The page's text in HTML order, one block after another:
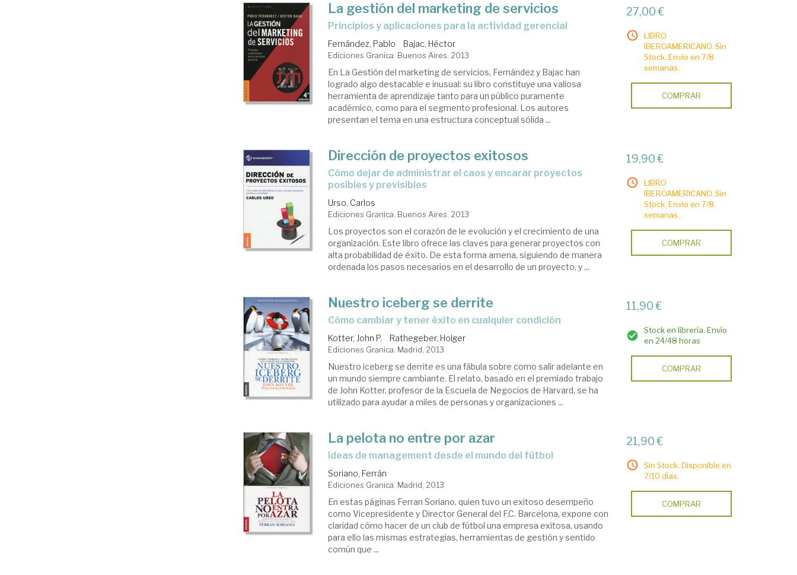
La gestión del marketing de servicios
principios y aplicaciones para la actividad gerencial
Fernández, Pablo Bajac, Héctor
Ediciones Granica. Buenos Aires, 2013
En La Gestión del marketing de servicios, Fernández y Bajac han
logrado algo destacable e inusual: su libro constituye una valiosa
herramienta de aprendizaje tanto para un público puramente
académico, como para el segmento profesional. Los autores
presentan el tema en una estructura conceptual sólida ...
27,00 €
LIBRO
IBEROAMERICANO. Sin
Stock. Envío en 7/8
semanas.
COMPRAR
Dirección de proyectos exitosos
cómo dejar de administrar el caos y encarar proyectos
posibles y previsibles
Urso, Carlos
Ediciones Granica. Buenos Aires, 2013
Los proyectos son el corazón de le evolución y el crecimiento de una
organización. Este libro ofrece las claves para generar proyectos con
alta probabilidad de éxito. De esta forma amena, siguiendo de manera
ordenada los pasos necesarios en el desarrollo de un proyecto, y ...
19,90 €
LIBRO
IBEROAMERICANO. Sin
Stock. Envío en 7/8
semanas.
COMPRAR
Nuestro iceberg se derrite
cómo cambiar y tener éxito en cualquier condición
Kotter, John P. Rathegeber, Holger
Ediciones Granica. Madrid, 2013
Nuestro iceberg se derrite es una fábula sobre como salir adelante en
un mundo siempre cambiante. El relato, basado en el premiado trabajo
de John Kotter, profesor de la Escuela de Negocios de Harvard, se ha
utilizado para ayudar a miles de personas y organizaciones ...
11,90 €
Stock en librería. Envío
en 24/48 horas
COMPRAR
La pelota no entre por azar
ideas de management desde el mundo del fútbol
Soriano, Ferrán
Ediciones Granica. Madrid, 2013
En estas páginas Ferran Soriano, quien tuvo un exitoso desempeño
como Vicepresidente y Director General del F.C. Barcelona, expone con
claridad cómo hacer de un club de fútbol una empresa exitosa, usando
para ello las mismas estrategias, herramientas de gestión y sentido
común que ...
21,90 €
Sin Stock. Disponible en
7/10 días.
COMPRAR